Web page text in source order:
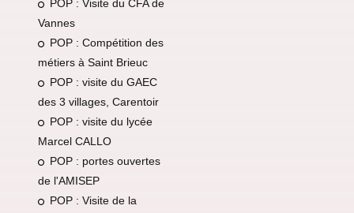
POP : Visite du CFA de
Vannes
POP : Compétition des
métiers à Saint Brieuc
POP : visite du GAEC
des 3 villages, Carentoir
POP : visite du lycée
Marcel CALLO
POP : portes ouvertes
de l'AMISEP
POP : Visite de la